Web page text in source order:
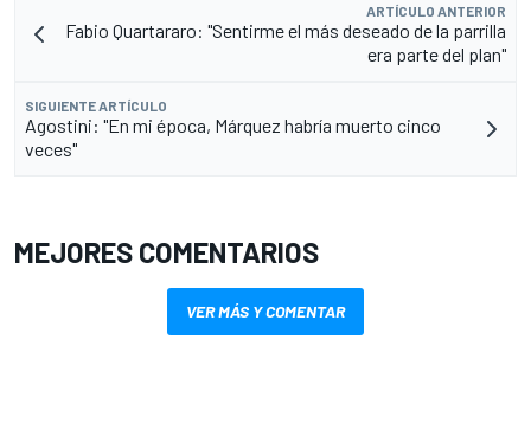
ARTÍCULO ANTERIOR
Fabio Quartararo: "Sentirme el más deseado de la parrilla
era parte del plan"
SIGUIENTE ARTÍCULO
Agostini: "En mi época, Márquez habría muerto cinco
veces"
MEJORES COMENTARIOS
VER MÁS Y COMENTAR